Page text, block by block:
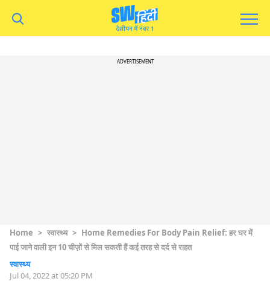
ADVERTISEMENT
Home > स्वास्थ्य > Home Remedies For Body Pain Relief: हर घर में
पाई जाने वाली इन 10 चीज़ों से मिल सकती हैं कई तरह से दर्द से राहत
स्वास्थ्य
Jul 04, 2022 at 05:20 PM